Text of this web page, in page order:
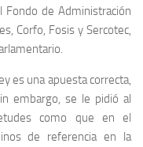
Fondo de Administración
Corfo, Fosis y Sercotec,
es una apuesta correcta,
embargo, se le pidió al
como que en el
de referencia en la